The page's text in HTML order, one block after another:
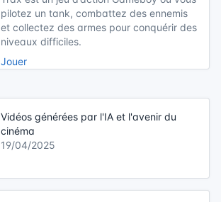
pilotez un tank, combattez des ennemis
et collectez des armes pour conquérir des
niveaux difficiles.
Jouer
Vidéos générées par l'IA et l'avenir du
cinéma
19/04/2025